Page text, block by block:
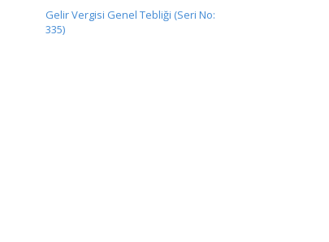
Gelir Vergisi Genel Tebliği (Seri No:
335)